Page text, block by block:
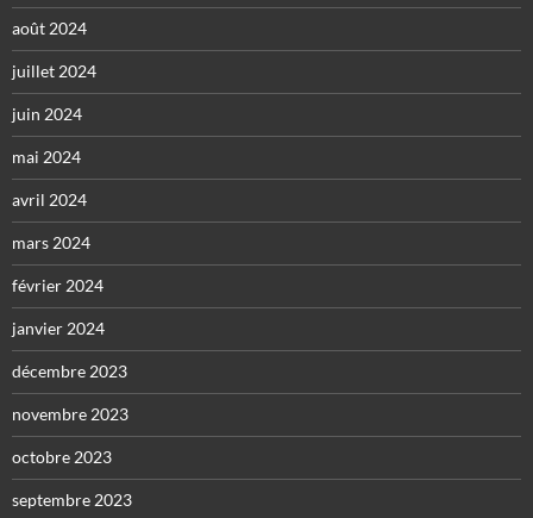
août 2024
juillet 2024
juin 2024
mai 2024
avril 2024
mars 2024
février 2024
janvier 2024
décembre 2023
novembre 2023
octobre 2023
septembre 2023